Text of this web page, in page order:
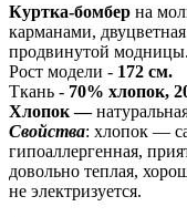
Куртка-бомбер на
карманами,
продвинутой модницы.
Рост модели - 172 см.
Ткань - 70% хлопок,
Хлопок —
Свойства: хлопок —
гипоаллергенная,
довольно теплая,
не электризуется.